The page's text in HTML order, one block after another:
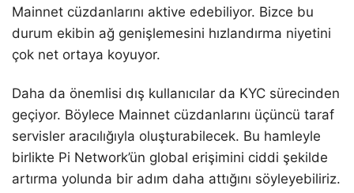
Mainnet cüzdanlarını aktive edebiliyor. Bizce bu
durum ekibin ağ genişlemesini hızlandırma niyetini
çok net ortaya koyuyor.
Daha da önemlisi dış kullanıcılar da KYC sürecinden
geçiyor. Böylece Mainnet cüzdanlarını üçüncü taraf
servisler aracılığıyla oluşturabilecek. Bu hamleyle
birlikte Pi Network’ün global erişimini ciddi şekilde
artırma yolunda bir adım daha attığını söyleyebiliriz.